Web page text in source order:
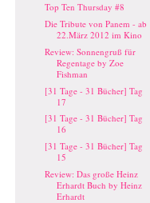
Top Ten Thursday #8
Die Tribute von Panem - ab
22.März 2012 im Kino
Review: Sonnengruß für
Regentage by Zoe
Fishman
[31 Tage - 31 Bücher] Tag
17
[31 Tage - 31 Bücher] Tag
16
[31 Tage - 31 Bücher] Tag
15
Review: Das große Heinz
Erhardt Buch by Heinz
Erhardt